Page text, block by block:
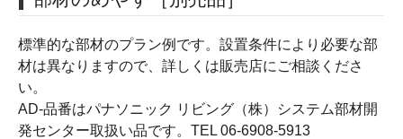
標準的な部材のプラン例です。設置条件により必要な部
材は異なりますので、詳しくは販売店にご相談くださ
い。
AD-品番はパナソニック リビング（株）システム部材開
発センター取扱い品です。TEL 06-6908-5913